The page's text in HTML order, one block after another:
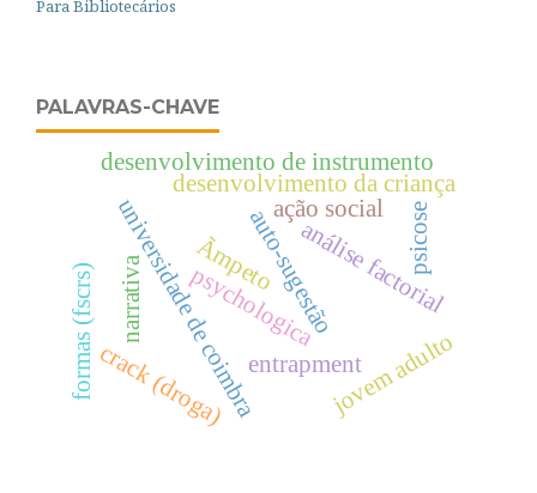
Para Bibliotecários
PALAVRAS-CHAVE
auto-sugestão
ação social
universidade de coimbra
psychologica
desenvolvimento da criança
análise factorial
narrativa
entrapmentjovem adulto
crack (droga)
desenvolvimento de instrumento
psicose
Ãmpeto
formas (fscrs)